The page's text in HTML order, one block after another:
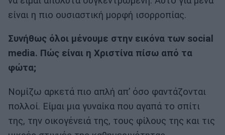
είναι η πιο ουσιαστική μορφή ισορροπίας.
Συνήθως όλοι μένουμε στην εικόνα των social
media. Πώς είναι η Χριστίνα πίσω από τα
φώτα;
Νομίζω αρκετά πιο απλή απ’ όσο φαντάζονται
πολλοί. Είμαι μια γυναίκα που αγαπά το σπίτι
της, την οικογένειά της, τους φίλους της και τις